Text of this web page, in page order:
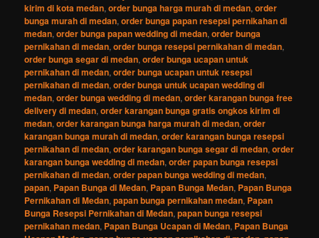
kirim di kota medan,order bunga harga murah di medan,order
bunga murah di medan,order bunga papan resepsi pernikahan di
medan,order bunga papan wedding di medan,order bunga
pernikahan di medan,order bunga resepsi pernikahan di medan,
order bunga segar di medan,order bunga ucapan untuk
pernikahan di medan,order bunga ucapan untuk resepsi
pernikahan di medan,order bunga untuk ucapan wedding di
medan,order bunga wedding di medan,order karangan bunga free
delivery di medan,order karangan bunga gratis ongkos kirim di
medan,order karangan bunga harga murah di medan,order
karangan bunga murah di medan,order karangan bunga resepsi
pernikahan di medan,order karangan bunga segar di medan,order
karangan bunga wedding di medan,order papan bunga resepsi
pernikahan di medan,order papan bunga wedding di medan,
papan, Papan Bunga di Medan, Papan Bunga Medan, Papan Bunga
Pernikahan di Medan,papan bunga pernikahan medan, Papan
Bunga Resepsi Pernikahan di Medan,papan bunga resepsi
pernikahan medan, Papan Bunga Ucapan di Medan, Papan Bunga